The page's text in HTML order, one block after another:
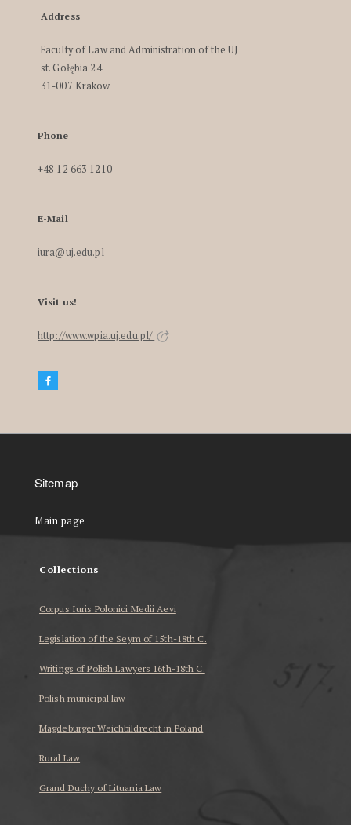
Address
Faculty of Law and Administration of the UJ
st. Gołębia 24
31-007 Krakow
Phone
+48 12 663 1210
E-Mail
iura@uj.edu.pl
Visit us!
http://www.wpia.uj.edu.pl/
Sitemap
Main page
Collections
Corpus Iuris Polonici Medii Aevi
Legislation of the Seym of 15th-18th C.
Writings of Polish Lawyers 16th-18th C.
Polish municipal law
Magdeburger Weichbildrecht in Poland
Rural Law
Grand Duchy of Lituania Law